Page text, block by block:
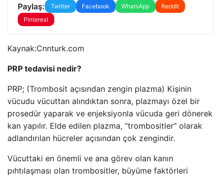
Paylaş: Twitter Facebook WhatsApp
Reddit
Pinterest
Kaynak:Cnnturk.com
PRP tedavisi nedir?
PRP; (Trombosit açısından zengin plazma) Kişinin
vücudu vücuttan alındıktan sonra, plazmayı özel bir
prosedür yaparak ve enjeksiyonla vücuda geri dönerek
kan yapılır. Elde edilen plazma, “trombositler” olarak
adlandırılan hücreler açısından çok zengindir.
Vücuttaki en önemli ve ana görev olan kanın
pıhtılaşması olan trombositler, büyüme faktörleri